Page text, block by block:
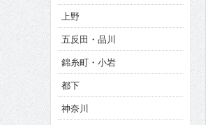
上野
五反田・品川
錦糸町・小岩
都下
神奈川